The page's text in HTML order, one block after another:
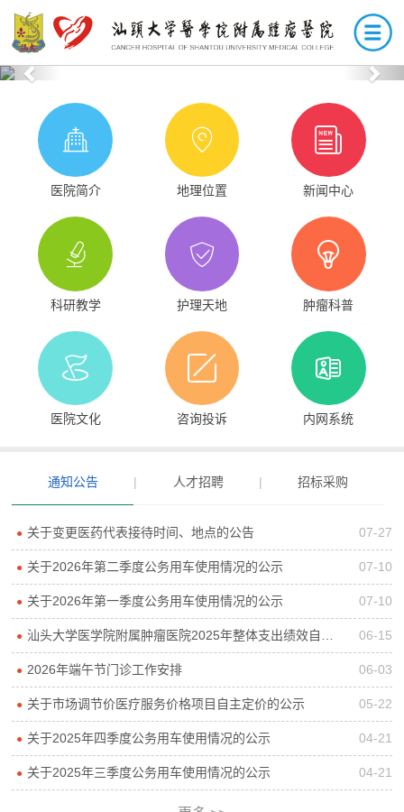
Previous
医院简介 地理位置 新闻中心
科研教学 护理天地 肿瘤科普
医院文化 咨询投诉 内网系统
通知公告 | 人才招聘 | 招标采购
● 关于变更医药代表接待时间、地点的公告 07-27
● 关于2026年第二季度公务用车使用情况的公示 07-10
● 关于2026年第一季度公务用车使用情况的公示 07-10
● 汕头大学医学院附属肿瘤医院2025年整体支出绩效自评报告 06-15
● 2026年端午节门诊工作安排 06-03
● 关于市场调节价医疗服务价格项目自主定价的公示 05-22
● 关于2025年四季度公务用车使用情况的公示 04-21
● 关于2025年三季度公务用车使用情况的公示 04-21